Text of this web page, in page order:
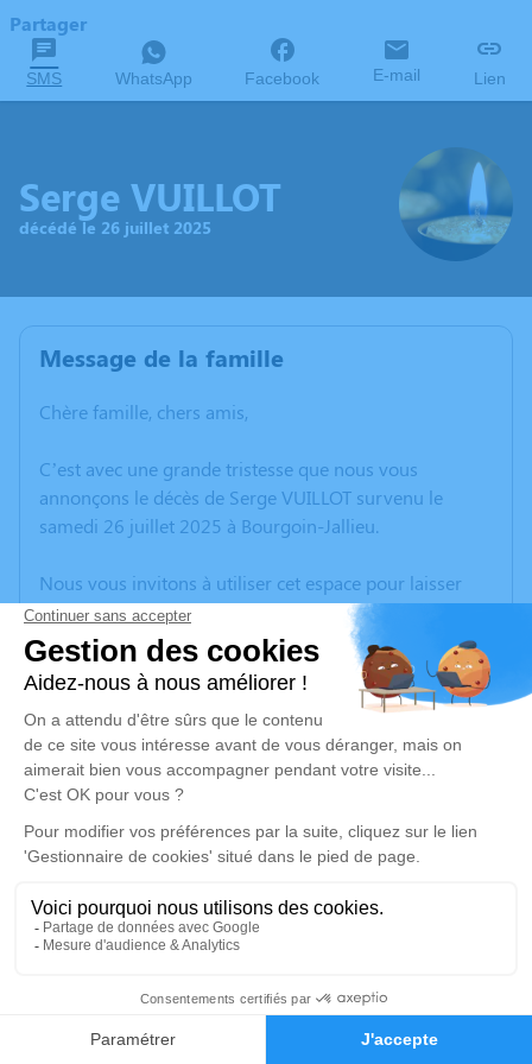
Faire-part Hommages
Partager
SMS WhatsApp Facebook E-mail Lien
Serge VUILLOT
décédé le 26 juillet 2025
Message de la famille
Chère famille, chers amis,
C’est avec une grande tristesse que nous vous
annonçons le décès de Serge VUILLOT survenu le
samedi 26 juillet 2025 à Bourgoin-Jallieu.
Nous vous invitons à utiliser cet espace pour laisser
vos condoléances, partager des photos souvenirs, une
anecdote ou exprimer vos pensées à travers des
poèmes ou des textes. Cet endroit est un lieu
d'expression dédié à honorer la mémoire de Serge
VUILLOT.
Un service de plantation d’arbre hommage est
disponible ici.
Je rends hommage
Cérémonie
Crématorium de BRON
69500 Bron